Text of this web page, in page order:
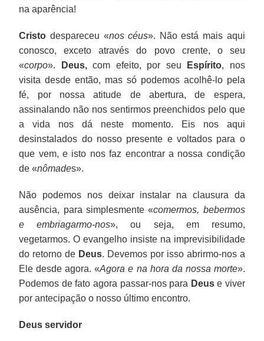
na aparência!
Cristo despareceu «nos céus». Não está mais aqui
conosco, exceto através do povo crente, o seu
«corpo». Deus,com efeito, por seu Espírito, nos
visita desde então, mas só podemos acolhê-lo pela
fé, por nossa atitude de abertura, de espera,
assinalando não nos sentirmos preenchidos pelo que
a vida nos dá neste momento. Eis nos aqui
desinstalados do nosso presente e voltados para o
que vem, e isto nos faz encontrar a nossa condição
de «nômades».
Não podemos nos deixar instalar na clausura da
ausência, para simplesmente «comermos, bebermos
e embriagarmo-nos», ou seja, em resumo,
vegetarmos. O evangelho insiste na imprevisibilidade
do retorno de Deus. Devemos por isso abrirmo-nos a
Ele desde agora. «Agora e na hora da nossa morte».
Podemos de fato agora passar-nos para Deuse viver
por antecipação o nosso último encontro.
Deus servidor